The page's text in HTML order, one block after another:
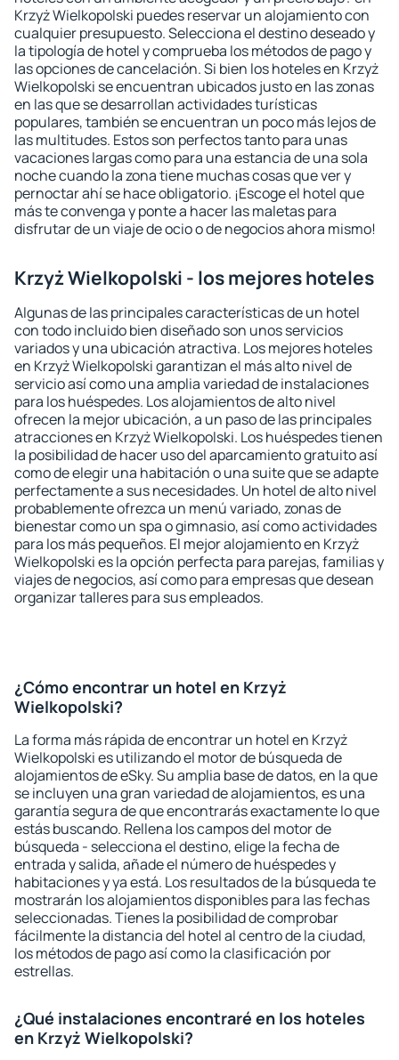
Krzyż Wielkopolski puedes reservar un alojamiento con
cualquier presupuesto. Selecciona el destino deseado y
la tipología de hotel y comprueba los métodos de pago y
las opciones de cancelación. Si bien los hoteles en Krzyż
Wielkopolski se encuentran ubicados justo en las zonas
en las que se desarrollan actividades turísticas
populares, también se encuentran un poco más lejos de
las multitudes. Estos son perfectos tanto para unas
vacaciones largas como para una estancia de una sola
noche cuando la zona tiene muchas cosas que ver y
pernoctar ahí se hace obligatorio. ¡Escoge el hotel que
más te convenga y ponte a hacer las maletas para
disfrutar de un viaje de ocio o de negocios ahora mismo!
Krzyż Wielkopolski - los mejores hoteles
Algunas de las principales características de un hotel
con todo incluido bien diseñado son unos servicios
variados y una ubicación atractiva. Los mejores hoteles
en Krzyż Wielkopolski garantizan el más alto nivel de
servicio así como una amplia variedad de instalaciones
para los huéspedes. Los alojamientos de alto nivel
ofrecen la mejor ubicación, a un paso de las principales
atracciones en Krzyż Wielkopolski. Los huéspedes tienen
la posibilidad de hacer uso del aparcamiento gratuito así
como de elegir una habitación o una suite que se adapte
perfectamente a sus necesidades. Un hotel de alto nivel
probablemente ofrezca un menú variado, zonas de
bienestar como un spa o gimnasio, así como actividades
para los más pequeños. El mejor alojamiento en Krzyż
Wielkopolski es la opción perfecta para parejas, familias y
viajes de negocios, así como para empresas que desean
organizar talleres para sus empleados.
¿Cómo encontrar un hotel en Krzyż
Wielkopolski?
La forma más rápida de encontrar un hotel en Krzyż
Wielkopolski es utilizando el motor de búsqueda de
alojamientos de eSky. Su amplia base de datos, en la que
se incluyen una gran variedad de alojamientos, es una
garantía segura de que encontrarás exactamente lo que
estás buscando. Rellena los campos del motor de
búsqueda - selecciona el destino, elige la fecha de
entrada y salida, añade el número de huéspedes y
habitaciones y ya está. Los resultados de la búsqueda te
mostrarán los alojamientos disponibles para las fechas
seleccionadas. Tienes la posibilidad de comprobar
fácilmente la distancia del hotel al centro de la ciudad,
los métodos de pago así como la clasificación por
estrellas.
¿Qué instalaciones encontraré en los hoteles
en Krzyż Wielkopolski?